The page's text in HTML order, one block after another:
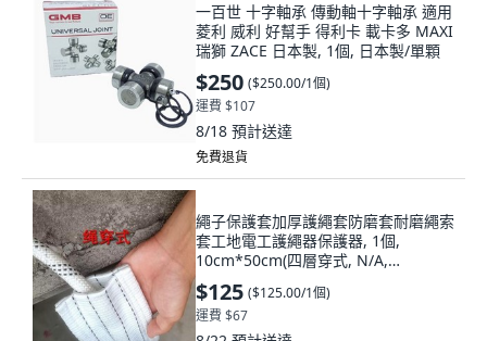
一百世 十字軸承 傳動軸十字軸承 適用
菱利 威利 好幫手 得利卡 載卡多 MAXI
瑞獅 ZACE 日本製, 1個, 日本製/單顆
$250 ($250.00/1個)
運費 $107
8/18 預計送達
免費退貨
繩子保護套加厚護繩套防磨套耐磨繩索
套工地電工護繩器保護器, 1個,
10cm*50cm(四層穿式, N/A,
10cm*50cm
$125 ($125.00/1個)
運費 $67